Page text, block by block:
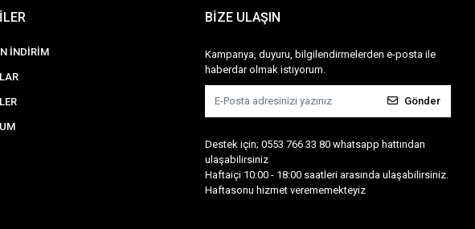
İNDİRİM
BİZE ULAŞIN
Kampanya, duyuru, bilgilendirmelerden e-posta ile
haberdar olmak istiyorum.
Gönder
Destek için; 0553 766 33 80 whatsapp hattından
ulaşabilirsiniz
Haftaiçi 10:00 - 18:00 saatleri arasında ulaşabilirsiniz.
Haftasonu hizmet verememekteyiz